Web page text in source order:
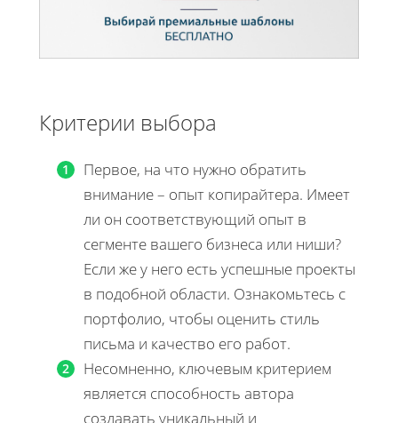
Критерии выбора
Первое, на что нужно обратить
внимание – опыт копирайтера. Имеет
ли он соответствующий опыт в
сегменте вашего бизнеса или ниши?
Если же у него есть успешные проекты
в подобной области. Ознакомьтесь с
портфолио, чтобы оценить стиль
письма и качество его работ.
Несомненно, ключевым критерием
является способность автора
создавать уникальный и